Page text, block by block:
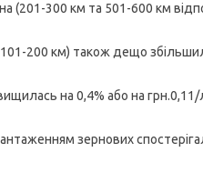
(201-300 км та 501-600 км
200 км) також дещо
на 0,4% або на
зернових